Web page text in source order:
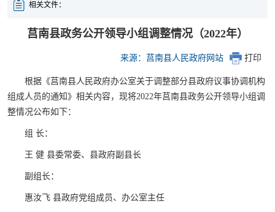
相关文件：
莒南县政务公开领导小组调整情况（2022年）
来源：莒南县人民政府网站 打印
根据《莒南县人民政府办公室关于调整部分县政府议事协调机构
组成人员的通知》相关内容，现将2022年莒南县政务公开领导小组调
整情况公布如下：
组 长：
王 健 县委常委、县政府副县长
副组长：
惠汝飞 县政府党组成员、办公室主任